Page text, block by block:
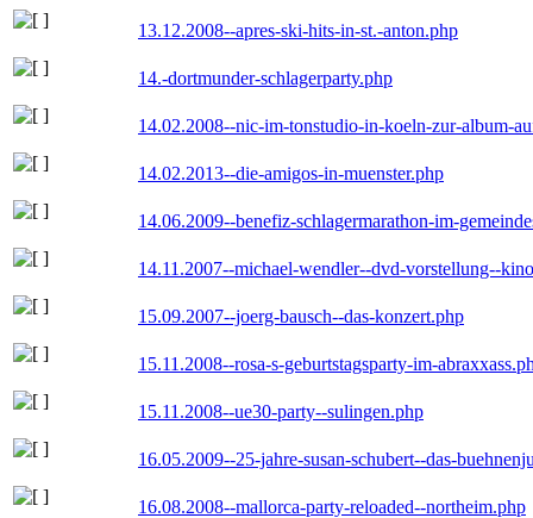
13.12.2008--apres-ski-hits-in-st.-anton.php
14.-dortmunder-schlagerparty.php
14.02.2008--nic-im-tonstudio-in-koeln-zur-album-
14.02.2013--die-amigos-in-muenster.php
14.06.2009--benefiz-schlagermarathon-im-
14.11.2007--michael-wendler--dvd-vorstellung--
15.09.2007--joerg-bausch--das-konzert.php
15.11.2008--rosa-s-geburtstagsparty-im-
15.11.2008--ue30-party--sulingen.php
16.05.2009--25-jahre-susan-schubert--das-
16.08.2008--mallorca-party-reloaded--northeim.php